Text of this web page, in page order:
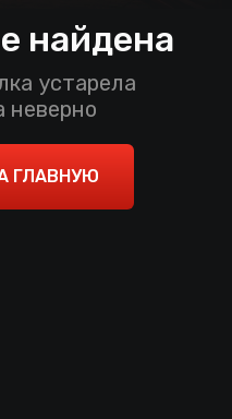
найдена
устарела
неверно
ГЛАВНУЮ